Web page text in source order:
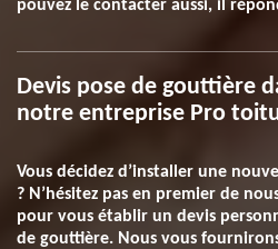
pouvez le contacter aussi, il
Devis pose de gouttière
notre entreprise Pro
Vous décidez d’installer une
? N’hésitez pas en premier de
pour vous établir un devis
de gouttière. Nous vous